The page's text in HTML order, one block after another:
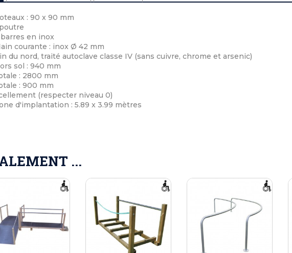
: 90 x 90 mm
en inox
courante : inox Ø 42 mm
du nord, traité autoclave classe IV (sans cuivre, chrome et arsenic)
sol : 940 mm
: 2800 mm
: 900 mm
(respecter niveau 0)
d'implantation : 5.89 x 3.99 mètres
...